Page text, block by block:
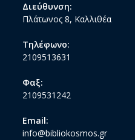
Διεύθυνση:
Πλάτωνος 8, Καλλιθέα
Τηλέφωνο:
2109513631
Φαξ:
2109531242
Email:
info@bibliokosmos.gr